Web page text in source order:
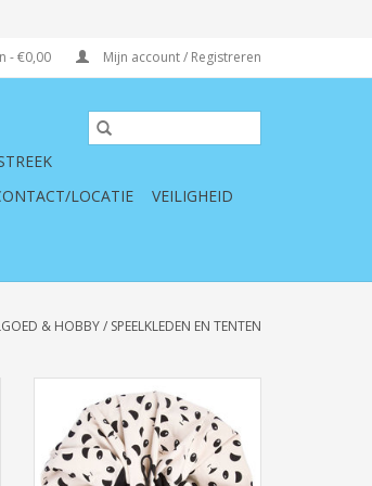
- €0,00 Mijn account / Registreren
LOCATIE
VEILIGHEID
& HOBBY/ SPEELKLEDEN EN TENTEN
Play & Go Speelkleed/Opbergzak
- Panda - 140xm
TOEVOEGEN AAN WINKELWAGEN